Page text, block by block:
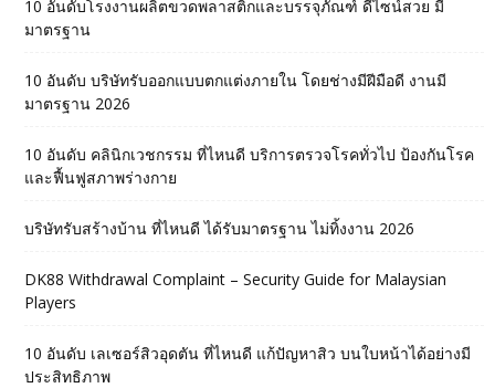
10 อันดับโรงงานผลิตขวดพลาสติกและบรรจุภัณฑ์ ดีไซน์สวย มี
มาตรฐาน
10 อันดับ บริษัทรับออกแบบตกแต่งภายใน โดยช่างมีฝีมือดี งานมี
มาตรฐาน 2026
10 อันดับ คลินิกเวชกรรม ที่ไหนดี บริการตรวจโรคทั่วไป ป้องกันโรค
และฟื้นฟูสภาพร่างกาย
บริษัทรับสร้างบ้าน ที่ไหนดี ได้รับมาตรฐาน ไม่ทิ้งงาน 2026
DK88 Withdrawal Complaint – Security Guide for Malaysian
Players
10 อันดับ เลเซอร์สิวอุดตัน ที่ไหนดี แก้ปัญหาสิว บนใบหน้าได้อย่างมี
ประสิทธิภาพ